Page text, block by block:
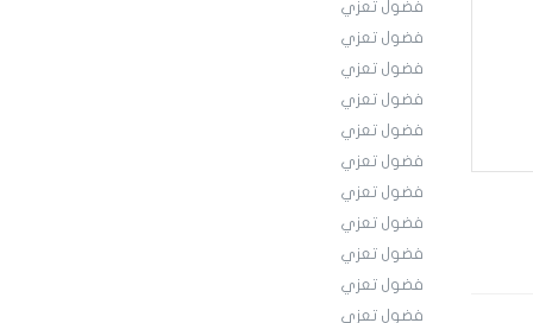
فضول تعزي
فضول تعزي
فضول تعزي
فضول تعزي
فضول تعزي
فضول تعزي
فضول تعزي
فضول تعزي
فضول تعزي
فضول تعزي
فضول تعزي